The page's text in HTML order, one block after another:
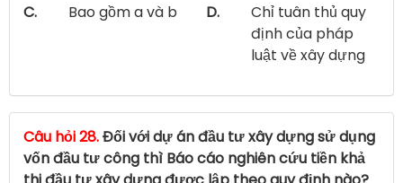
C.
Bao gồm a và b D.
Chỉ tuân thủ quy
định của pháp
luật về xây dựng
Câu hỏi 28.Đối với dự án đầu tư xây dựng sử dụng
vốn đầu tư công thì Báo cáo nghiên cứu tiền khả